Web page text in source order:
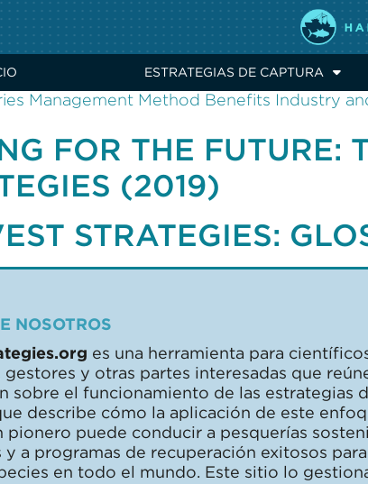
ESTRATEGIAS DE CAPTURA
MSE:
Management Method Benefits Industry
FOR THE FUTURE:
(2019)
STRATEGIES:
NOSOTROS
es una herramienta para
gestores y otras partes interesadas que
sobre el funcionamiento de las estrategias
describe cómo la aplicación de este
pionero puede conducir a pesquerías
y a programas de recuperación exitosos para
en todo el mundo. Este sitio lo